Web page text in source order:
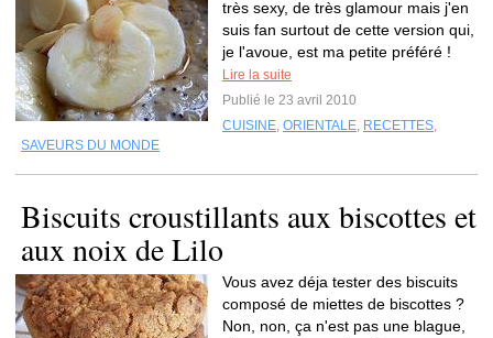
très sexy, de très glamour mais j'en
suis fan surtout de cette version qui,
je l'avoue, est ma petite préféré !
Lire la suite
Publié le 23 avril 2010
CUISINE, ORIENTALE, RECETTES,
SAVEURS DU MONDE
Biscuits croustillants aux biscottes et
aux noix de Lilo
Vous avez déja tester des biscuits
composé de miettes de biscottes ?
Non, non, ça n'est pas une blague,